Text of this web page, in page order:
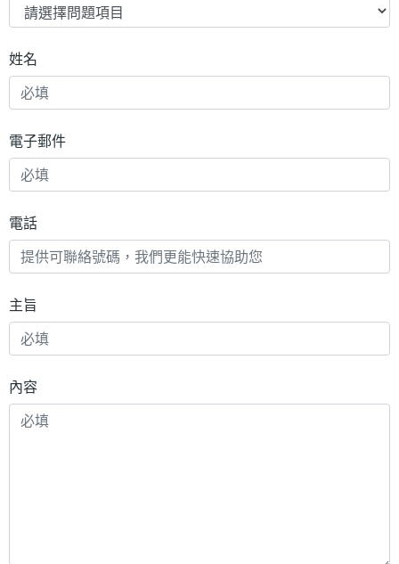
姓名
電子郵件
電話
主旨
內容